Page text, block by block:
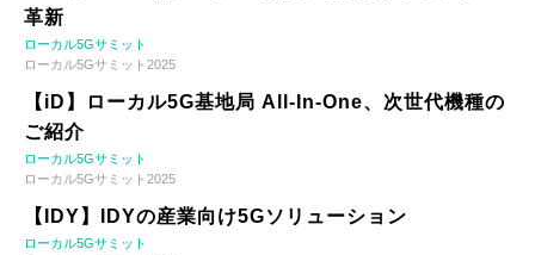
革新
ローカル5Gサミット
ローカル5Gサミット2025
【iD】ローカル5G基地局 All-In-One、次世代機種の
ご紹介
ローカル5Gサミット
ローカル5Gサミット2025
【IDY】IDYの産業向け5Gソリューション
ローカル5Gサミット